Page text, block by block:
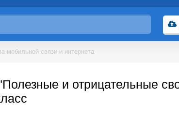
мобильной связи и интернета
и отрицательные